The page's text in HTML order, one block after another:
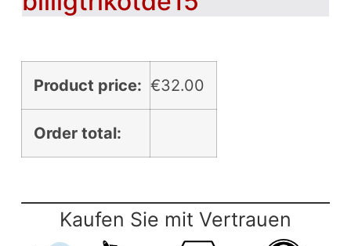
Product price: €32.00
Order total:
Kaufen Sie mit Vertrauen